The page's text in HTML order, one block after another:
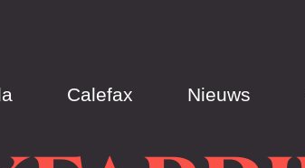
Calefax Nieuws